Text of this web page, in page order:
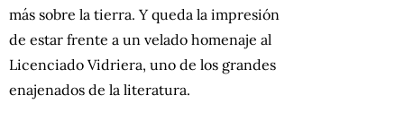
más sobre la tierra. Y queda la impresión
de estar frente a un velado homenaje al
Licenciado Vidriera, uno de los grandes
enajenados de la literatura.